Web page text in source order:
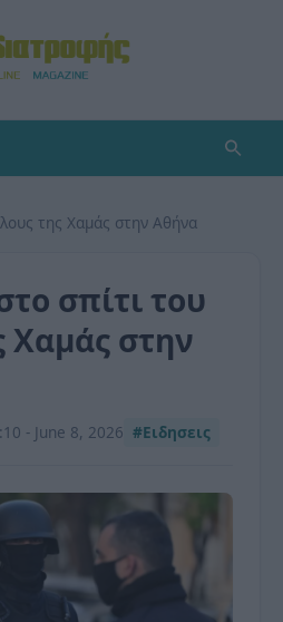
της Χαμάς στην Αθήνα
σπίτι του
Χαμάς στην
- June 8, 2026 #Ειδησεις